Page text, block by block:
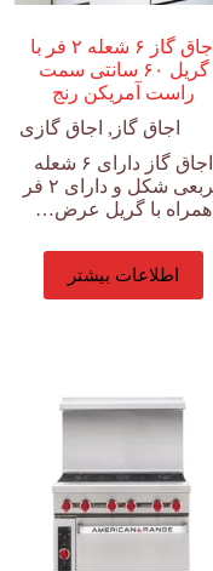
اجاق گاز ۶ شعله ۲ فر با
گریل ۶۰ سانتی سمت
راست آمریکن رنج
اجاق گاز , اجاق گازی
اجاق گاز دارای ۶ شعله
مربعی شکل و دارای ۲ فر
همراه با گریل عرض…
اطلاعات بیشتر